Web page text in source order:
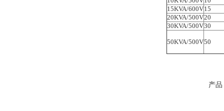
15KVA/600V15
20KVA/500V20
30KVA/500V30
50KVA/500V50
产品